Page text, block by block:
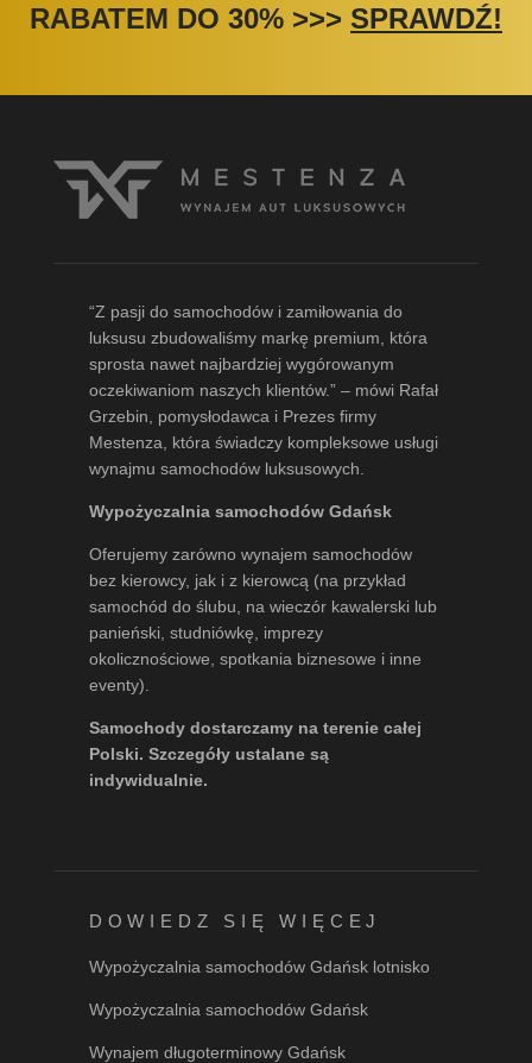
RABATEM DO 30% >>> SPRAWDŹ!
“Z pasji do samochodów i zamiłowania do
luksusu zbudowaliśmy markę premium, która
sprosta nawet najbardziej wygórowanym
oczekiwaniom naszych klientów.” – mówi Rafał
Grzebin , pomysłodawca i Prezes firmy
Mestenza, która świadczy kompleksowe usługi
wynajmu samochodów luksusowych.
Wypożyczalnia samochodów Gdańsk
Oferujemy zarówno wynajem samochodów
bez kierowcy, jak i z kierowcą (na przykład
samochód do ślubu, na wieczór kawalerski lub
panieński, studniówkę, imprezy
okolicznościowe, spotkania biznesowe i inne
eventy).
Samochody dostarczamy na terenie całej
Polski. Szczegóły ustalane są
indywidualnie.
DOWIEDZ SIĘ WIĘCEJ
Wypożyczalnia samochodów Gdańsk lotnisko
Wypożyczalnia samochodów Gdańsk
Wynajem długoterminowy Gdańsk